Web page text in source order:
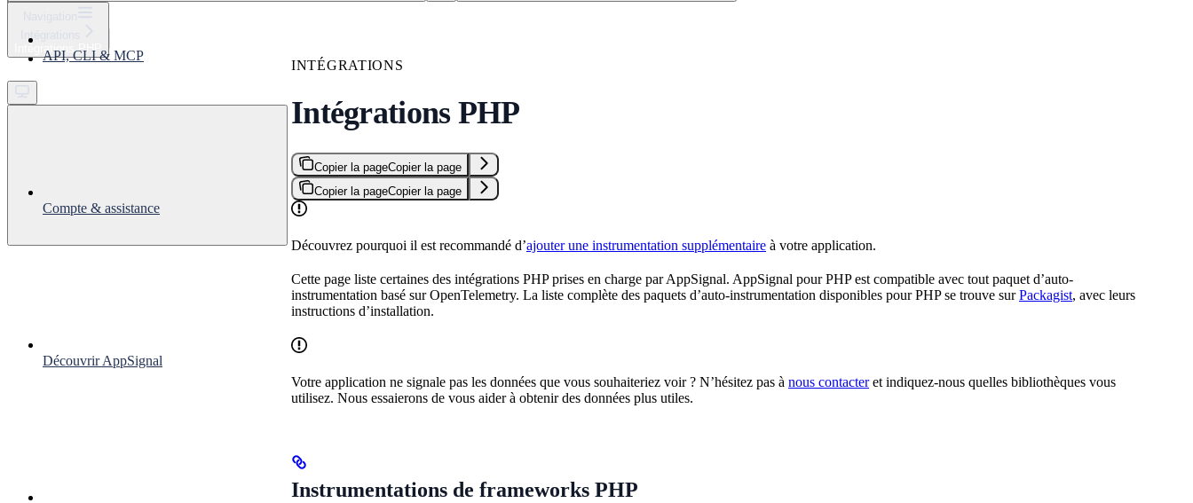
Get started
Intégrations
Intégrations PHP
API, CLI & MCP
Compte & assistance
Découvrir AppSignal
INTÉGRATIONS
Intégrations PHP
Copier la pageCopier la page
Copier la pageCopier la page
Découvrez pourquoi il est recommandé d’ajouter une instrumentation supplémentaire à votre application.
Cette page liste certaines des intégrations PHP prises en charge par AppSignal. AppSignal pour PHP est compatible avec tout paquet d’auto-
instrumentation basé sur OpenTelemetry. La liste complète des paquets d’auto-instrumentation disponibles pour PHP se trouve surPackagist, avec leurs
instructions d’installation.
Votre application ne signale pas les données que vous souhaiteriez voir ? N’hésitez pas à nous contacteret indiquez-nous quelles bibliothèques vous
utilisez. Nous essaierons de vous aider à obtenir des données plus utiles.
Instrumentations de frameworks PHP